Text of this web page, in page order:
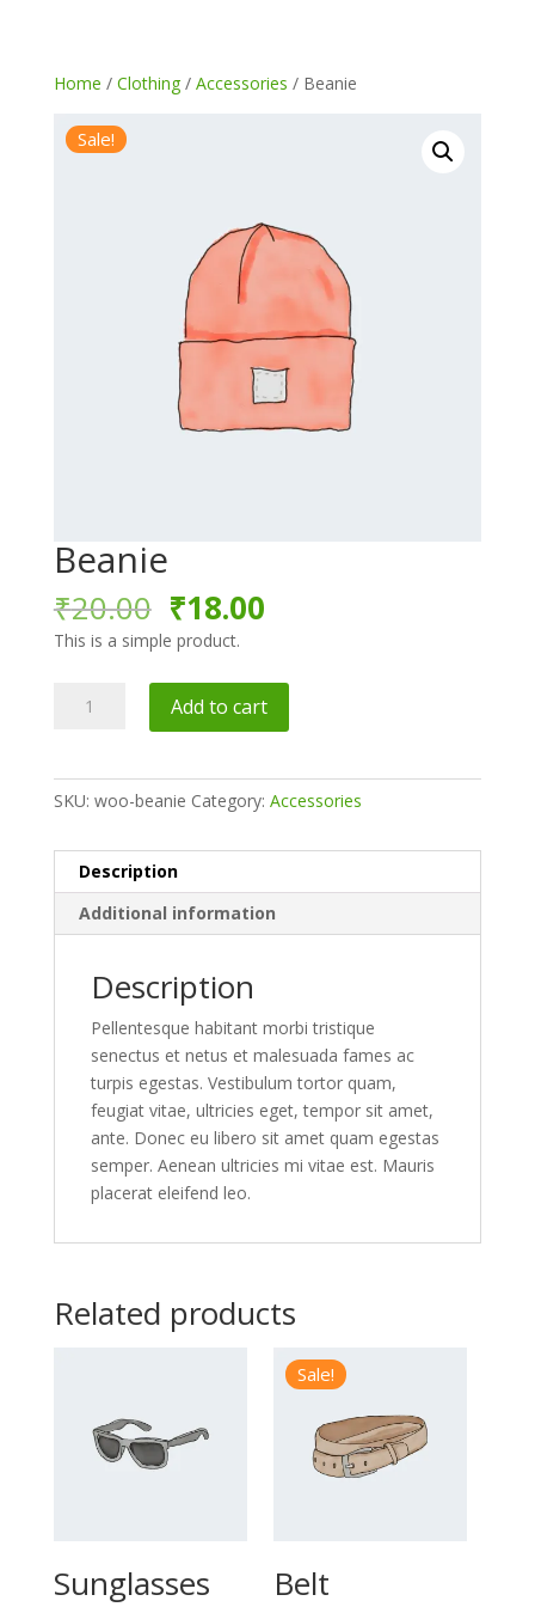
Home / Clothing/ Accessories / Beanie
Sale!
Beanie
₹20.00 ₹18.00
This is a simple product.
Add to cart
SKU: woo-beanie Category: Accessories
Description
Additional information
Description
Pellentesque habitant morbi tristique
senectus et netus et malesuada fames ac
turpis egestas. Vestibulum tortor quam,
feugiat vitae, ultricies eget, tempor sit amet,
ante. Donec eu libero sit amet quam egestas
semper. Aenean ultricies mi vitae est. Mauris
placerat eleifend leo.
Related products
Sunglasses
Sale!
Belt